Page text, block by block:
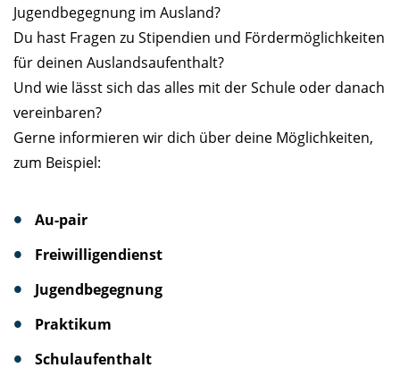
Jugendbegegnung im Ausland?
Du hast Fragen zu Stipendien und Fördermöglichkeiten
für deinen Auslandsaufenthalt?
Und wie lässt sich das alles mit der Schule oder danach
vereinbaren?
Gerne informieren wir dich über deine Möglichkeiten,
zum Beispiel:
Au-pair
Freiwilligendienst
Jugendbegegnung
Praktikum
Schulaufenthalt